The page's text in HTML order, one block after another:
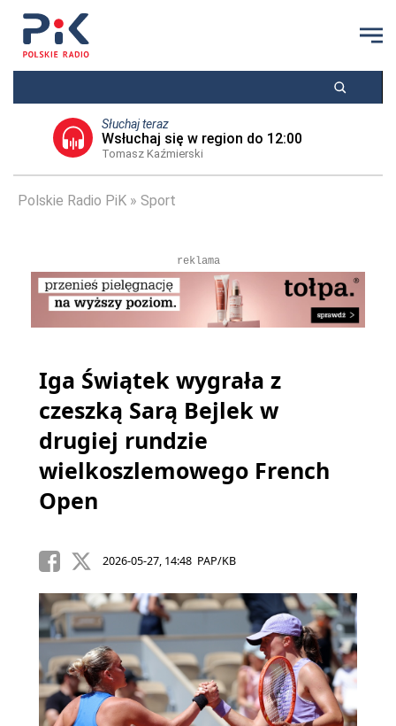
Słuchaj teraz
Wsłuchaj się w region do 12:00
Tomasz Kaźmierski
Polskie Radio PiK Sport
reklama
Iga Świątek wygrała z
czeszką Sarą Bejlek w
drugiej rundzie
wielkoszlemowego French
Open
2026-05-27, 14:48 PAP/KB